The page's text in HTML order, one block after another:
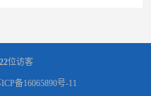
位访客
备16065890号-11